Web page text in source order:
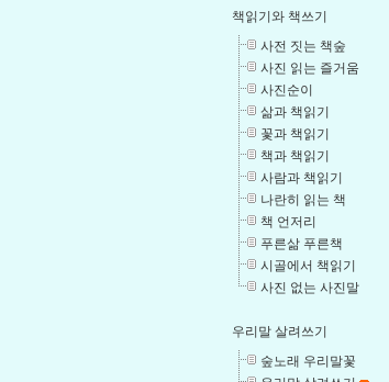
책읽기와 책쓰기
사전 짓는 책숲
사진 읽는 즐거움
사진순이
삶과 책읽기
꽃과 책읽기
책과 책읽기
사람과 책읽기
나란히 읽는 책
책 언저리
푸른삶 푸른책
시골에서 책읽기
사진 없는 사진말
우리말 살려쓰기
숲노래 우리말꽃